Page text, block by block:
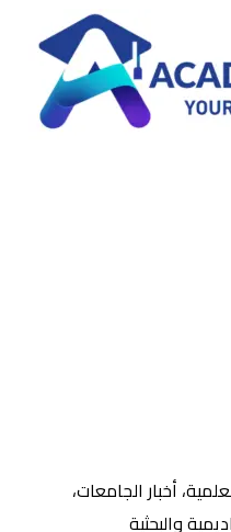
أخبار الجامعات،
والبحثية